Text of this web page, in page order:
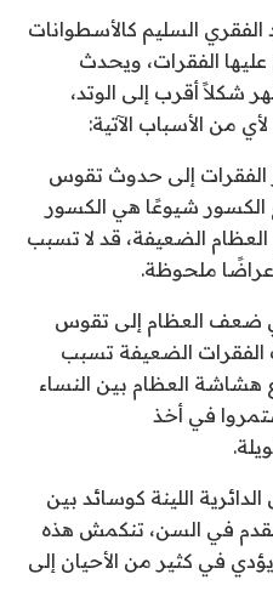
السليم كالأسطوانات
عليها الفقرات، ويحدث
شكلاً أقرب إلى الوتد،
من الأسباب الآتية:
الفقرات إلى حدوث تقوس
الكسور شيوعًا هي الكسور
الضعيفة، قد لا تسبب
ملحوظة.
ضعف العظام إلى تقوس
الفقرات الضعيفة تسبب
العظام بين النساء
في أخذ
اللينة كوسائد بين
في السن، تنكمش هذه
في كثير من الأحيان إلى